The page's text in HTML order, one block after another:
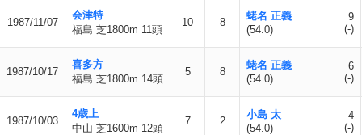
1987/11/07
会津特
福島 芝1800m 11頭
10 8
蛯名 正義
(54.0)
9
(-)
1987/10/17
喜多方
福島 芝1800m 14頭
5 8
蛯名 正義
(54.0)
6
(-)
1987/10/03
4歳上
中山 芝1600m 12頭
7 2
小島 太
(54.0)
4
(-)